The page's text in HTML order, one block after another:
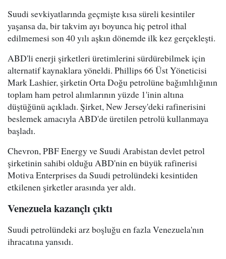
Suudi sevkiyatlarında geçmişte kısa süreli kesintiler
yaşansa da, bir takvim ayı boyunca hiç petrol ithal
edilmemesi son 40 yılı aşkın dönemde ilk kez gerçekleşti.
ABD'li enerji şirketleri üretimlerini sürdürebilmek için
alternatif kaynaklara yöneldi. Phillips 66 Üst Yöneticisi
Mark Lashier, şirketin Orta Doğu petrolüne bağımlılığının
toplam ham petrol alımlarının yüzde 1'inin altına
düştüğünü açıkladı. Şirket, New Jersey'deki rafinerisini
beslemek amacıyla ABD'de üretilen petrolü kullanmaya
başladı.
Chevron, PBF Energy ve Suudi Arabistan devlet petrol
şirketinin sahibi olduğu ABD'nin en büyük rafinerisi
Motiva Enterprises da Suudi petrolündeki kesintiden
etkilenen şirketler arasında yer aldı.
Venezuela kazançlı çıktı
Suudi petrolündeki arz boşluğu en fazla Venezuela'nın
ihracatına yansıdı.